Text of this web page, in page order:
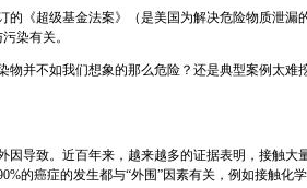
的《超级基金法案》（是美国为解决危险物质泄
染有关。
物并不如我们想象的那么危险？还是典型案例太
因导致。近百年来，越来越多的证据表明，接触大
的癌症的发生都与“外围”因素有关，例如接触化